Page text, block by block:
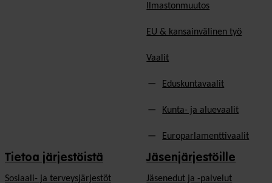
Ilmastonmuutos
EU & kansainvälinen työ
Vaalit
Eduskuntavaalit
Kunta- ja aluevaalit
Europarlamenttivaalit
Tietoa järjestöistä
Sosiaali- ja terveysjärjestöt
Jäsenjärjestöille
Jäsen­edut ja -palvelut